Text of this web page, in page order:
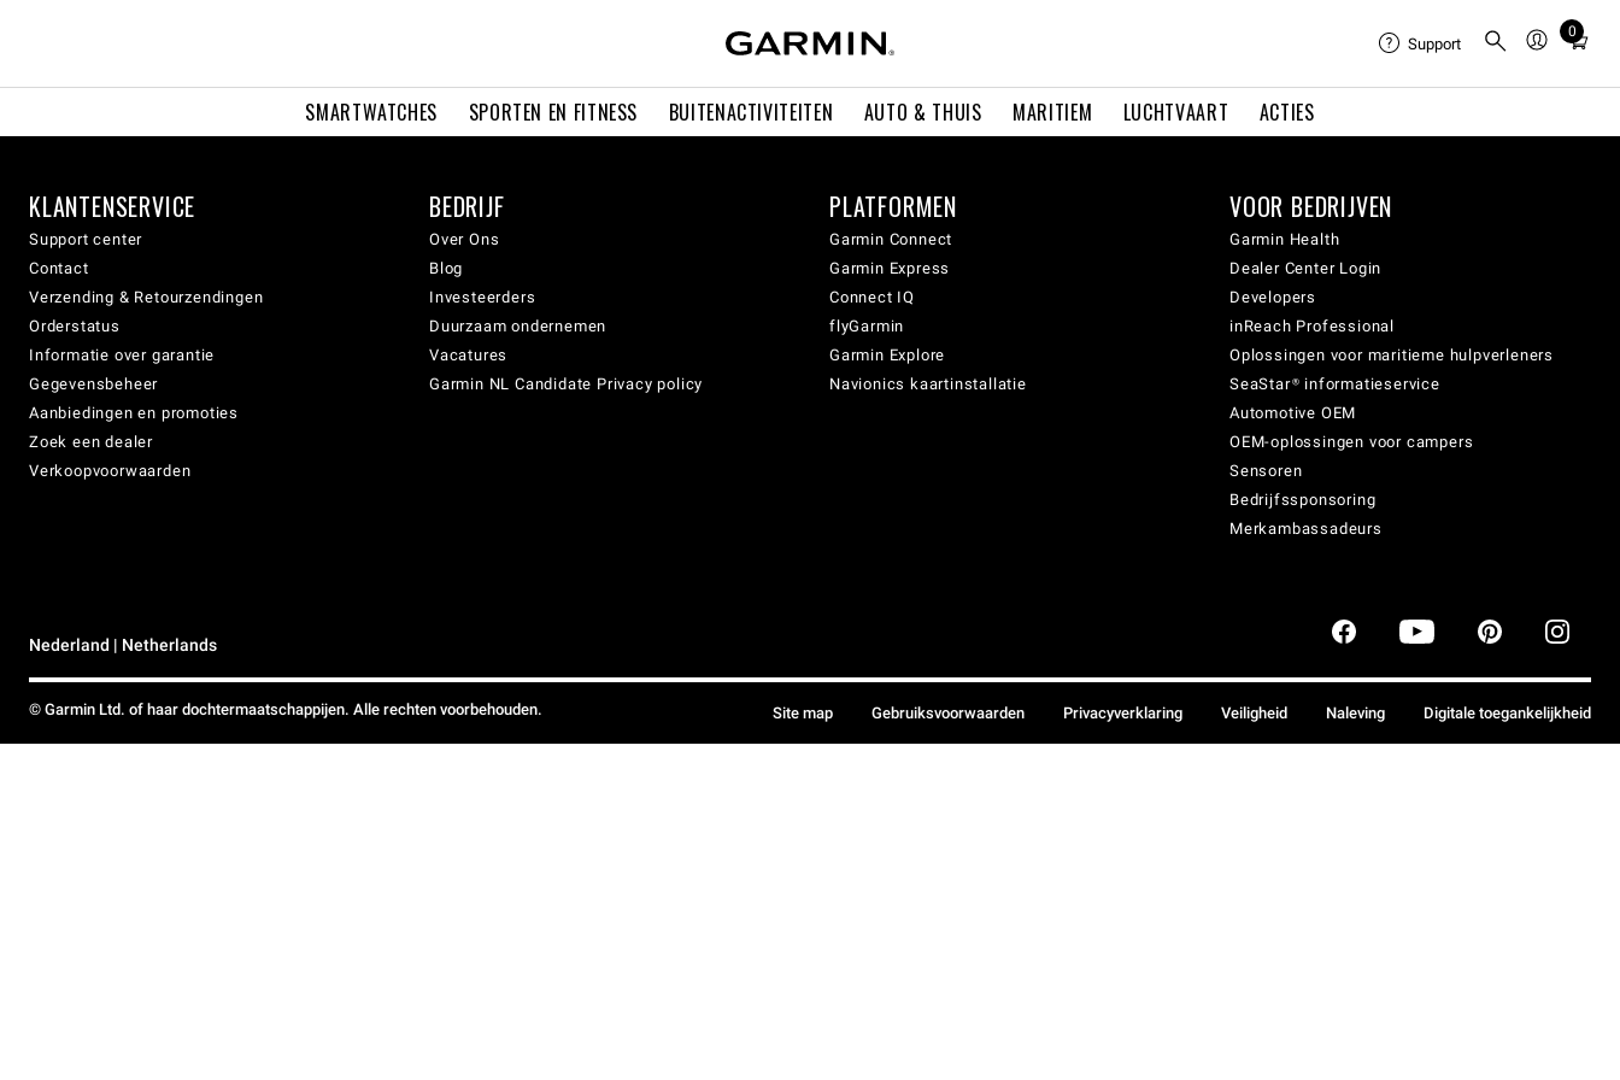
SMARTWATCHES SPORTEN EN FITNESS BUITENACTIVITEITEN AUTO & THUIS MARITIEM LUCHTVAART ACTIES
Support
0
Total
cart:
KLANTENSERVICE
Support center
Contact
Verzending & Retourzendingen
Orderstatus
Informatie over garantie
Gegevensbeheer
Aanbiedingen en promoties
Zoek een dealer
Verkoopvoorwaarden
BEDRIJF
Over Ons
Blog
Investeerders
Duurzaam ondernemen
Vacatures
Garmin NL Candidate Privacy policy
PLATFORMEN
Garmin Connect
Garmin Express
Connect IQ
flyGarmin
Garmin Explore
Navionics kaartinstallatie
VOOR BEDRIJVEN
Garmin Health
Dealer Center Login
Developers
inReach Professional
Oplossingen voor maritieme hulpverleners
SeaStar® informatieservice
Automotive OEM
OEM-oplossingen voor campers
Sensoren
Bedrijfssponsoring
Merkambassadeurs
Nederland | Netherlands
© Garmin Ltd. of haar dochtermaatschappijen. Alle rechten voorbehouden. Site map Gebruiksvoorwaarden Privacyverklaring Veiligheid Naleving Digitale toegankelijkheid